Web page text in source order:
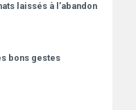
laissés à l’abandon
bons gestes